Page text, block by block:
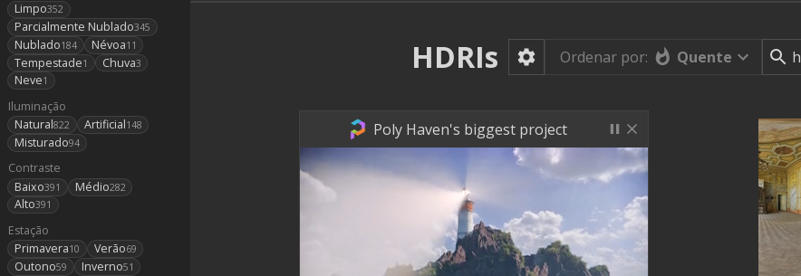
Limpo352
Parcialmente Nublado345
Nublado184 Névoa11
Tempestade1 Chuva3
Neve1
Iluminação
Natural822 Artificial148
Misturado94
Contraste
Baixo391 Médio282
Alto391
Estação
Primavera10 Verão69
Outono59 Inverno51
HDRIs Ordenar por: Quente
Poly Haven's biggest project